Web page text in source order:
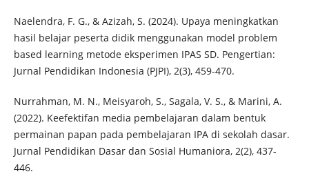
Naelendra, F. G., & Azizah, S. (2024). Upaya meningkatkan
hasil belajar peserta didik menggunakan model problem
based learning metode eksperimen IPAS SD. Pengertian:
Jurnal Pendidikan Indonesia (PJPI), 2(3), 459-470.
Nurrahman, M. N., Meisyaroh, S., Sagala, V. S., & Marini, A.
(2022). Keefektifan media pembelajaran dalam bentuk
permainan papan pada pembelajaran IPA di sekolah dasar.
Jurnal Pendidikan Dasar dan Sosial Humaniora, 2(2), 437-
446.